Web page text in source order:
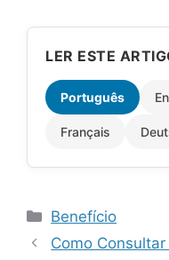
LER ESTE
Português
Français
Categorias
Benefício
Como